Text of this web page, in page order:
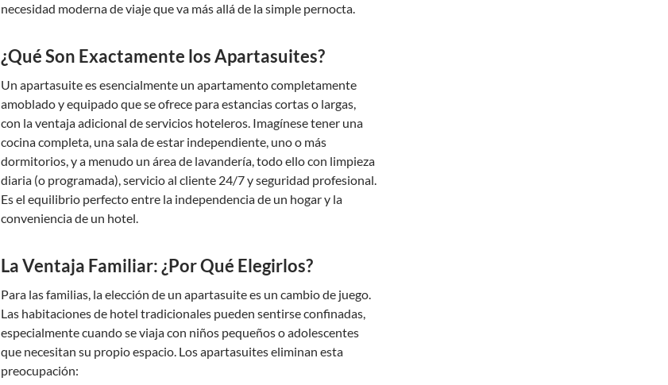
necesidad moderna de viaje que va más allá de la simple pernocta.
¿Qué Son Exactamente los Apartasuites?
Un apartasuite es esencialmente un apartamento completamente
amoblado y equipado que se ofrece para estancias cortas o largas,
con la ventaja adicional de servicios hoteleros. Imagínese tener una
cocina completa, una sala de estar independiente, uno o más
dormitorios, y a menudo un área de lavandería, todo ello con limpieza
diaria (o programada), servicio al cliente 24/7 y seguridad profesional.
Es el equilibrio perfecto entre la independencia de un hogar y la
conveniencia de un hotel.
La Ventaja Familiar: ¿Por Qué Elegirlos?
Para las familias, la elección de un apartasuite es un cambio de juego.
Las habitaciones de hotel tradicionales pueden sentirse confinadas,
especialmente cuando se viaja con niños pequeños o adolescentes
que necesitan su propio espacio. Los apartasuites eliminan esta
preocupación: